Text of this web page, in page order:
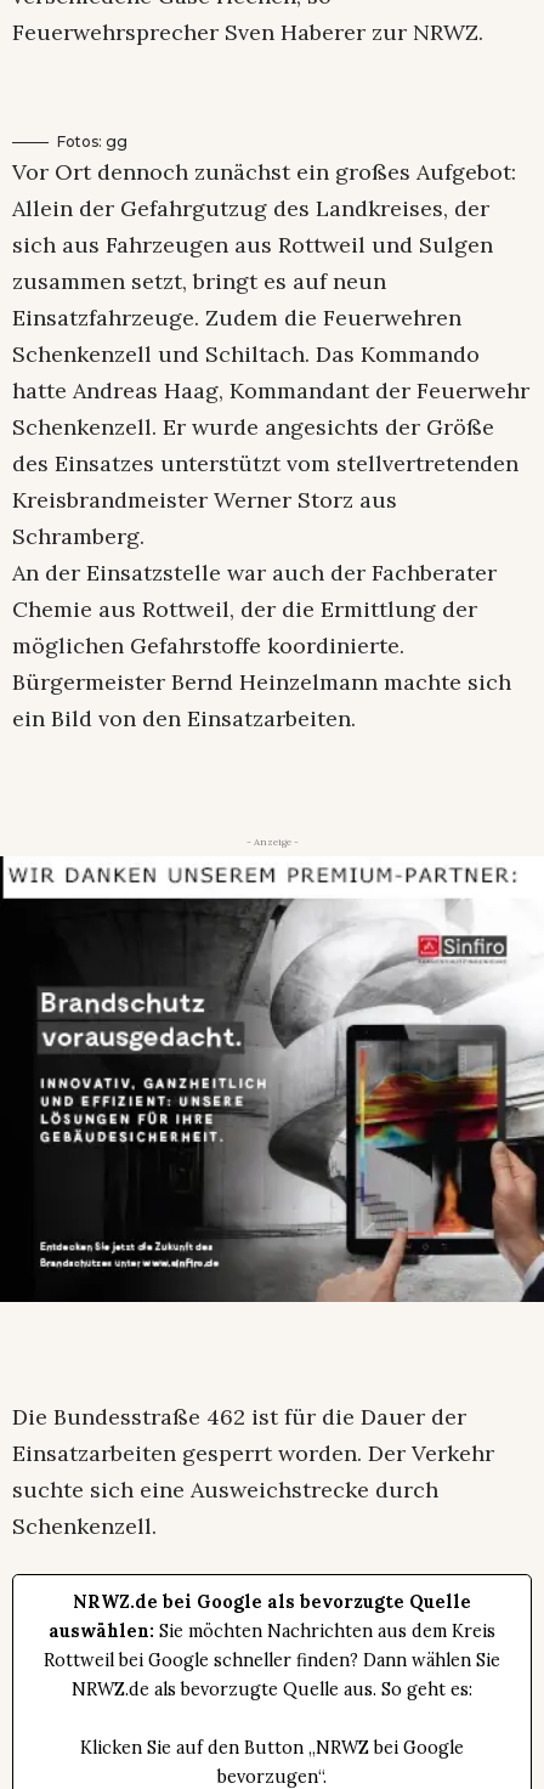
Feuerwehrsprecher Sven Haberer zur NRWZ.
Fotos: gg
Vor Ort dennoch zunächst ein großes Aufgebot:
Allein der Gefahrgutzug des Landkreises, der
sich aus Fahrzeugen aus Rottweil und Sulgen
zusammen setzt, bringt es auf neun
Einsatzfahrzeuge. Zudem die Feuerwehren
Schenkenzell und Schiltach. Das Kommando
hatte Andreas Haag, Kommandant der Feuerwehr
Schenkenzell. Er wurde angesichts der Größe
des Einsatzes unterstützt vom stellvertretenden
Kreisbrandmeister Werner Storz aus
Schramberg.
An der Einsatzstelle war auch der Fachberater
Chemie aus Rottweil, der die Ermittlung der
möglichen Gefahrstoffe koordinierte.
Bürgermeister Bernd Heinzelmann machte sich
ein Bild von den Einsatzarbeiten.
- Anzeige -
Die Bundesstraße 462 ist für die Dauer der
Einsatzarbeiten gesperrt worden. Der Verkehr
suchte sich eine Ausweichstrecke durch
Schenkenzell.
NRWZ.de bei Google als bevorzugte Quelle
auswählen: Sie möchten Nachrichten aus dem Kreis
Rottweil bei Google schneller finden? Dann wählen Sie
NRWZ.de als bevorzugte Quelle aus. So geht es:
Klicken Sie auf den Button „NRWZ bei Google
bevorzugen“.